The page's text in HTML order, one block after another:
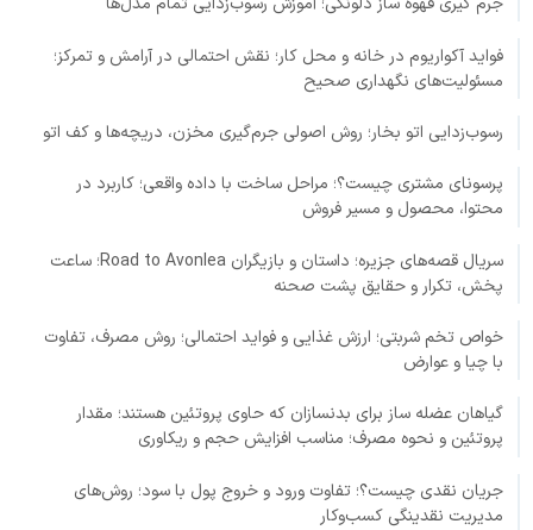
فواید آکواریوم در خانه و محل کار؛ نقش احتمالی در آرامش و تمرکز؛
مسئولیت‌های نگهداری صحیح
رسوب‌زدایی اتو بخار؛ روش اصولی جرم‌گیری مخزن، دریچه‌ها و کف اتو
پرسونای مشتری چیست؟؛ مراحل ساخت با داده واقعی؛ کاربرد در
محتوا، محصول و مسیر فروش
سریال قصه‌های جزیره؛ داستان و بازیگران Road to Avonlea؛ ساعت
پخش، تکرار و حقایق پشت صحنه
خواص تخم شربتی؛ ارزش غذایی و فواید احتمالی؛ روش مصرف، تفاوت
با چیا و عوارض
گیاهان عضله ساز برای بدنسازان که حاوی پروتئین هستند؛ مقدار
پروتئین و نحوه مصرف؛ مناسب افزایش حجم و ریکاوری
جریان نقدی چیست؟؛ تفاوت ورود و خروج پول با سود؛ روش‌های
مدیریت نقدینگی کسب‌وکار